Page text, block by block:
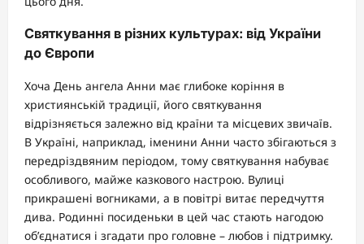
Святкування в різних культурах: від України
до Європи
Хоча День ангела Анни має глибоке коріння в
християнській традиції, його святкування
відрізняється залежно від країни та місцевих звичаїв.
В Україні, наприклад, іменини Анни часто збігаються з
передріздвяним періодом, тому святкування набуває
особливого, майже казкового настрою. Вулиці
прикрашені вогниками, а в повітрі витає передчуття
дива. Родинні посиденьки в цей час стають нагодою
об’єднатися і згадати про головне – любов і підтримку.